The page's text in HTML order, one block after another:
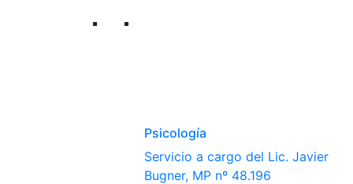
Psicología
Servicio a cargo del Lic. Javier
Bugner, MP nº 48.196